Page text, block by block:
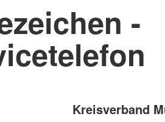
-
Kreisverband